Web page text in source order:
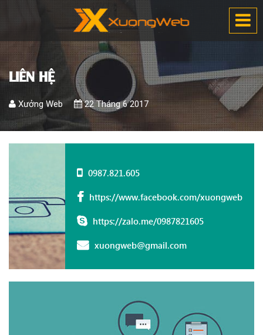
LIÊN HỆ
Xưởng Web 22 Tháng 6 2017
0987.821.605
https://www.facebook.com/xuongweb
https://zalo.me/0987821605
xuongweb@gmail.com